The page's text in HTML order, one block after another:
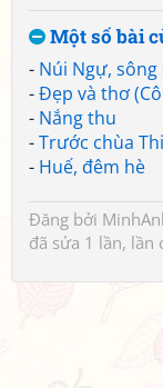
Một số bài
- Núi Ngự,
-Đẹp và thơ
- Nắng thu
-Trước chùa
- Huế, đêm hè
Đăng bởi
đã sửa 1 lần, lần